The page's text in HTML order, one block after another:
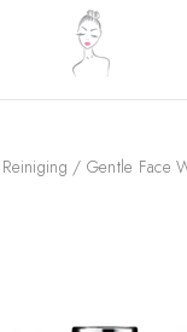
Reiniging / Gentle Face